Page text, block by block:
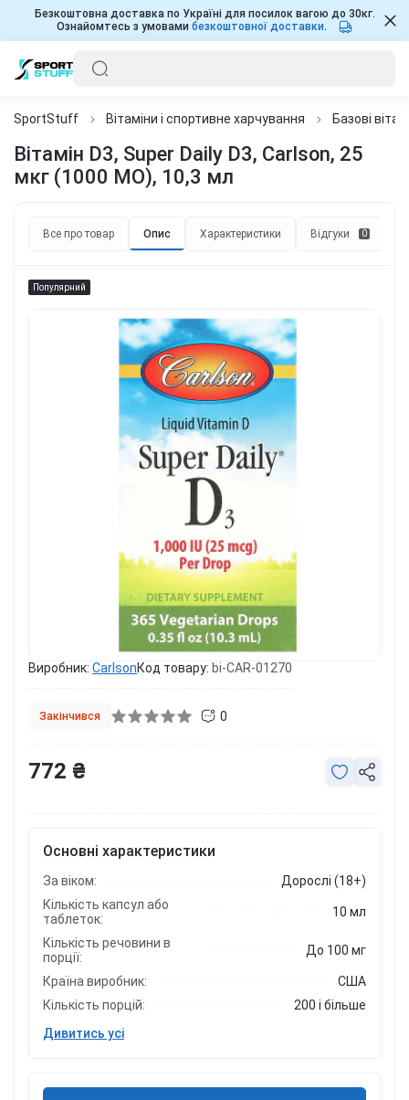
Безкоштовна доставка по Україні для посилок вагою до 30кг.
Ознайомтесь з умовами безкоштовної доставки.
SportStuff Вітаміни і спортивне харчування Базові
Вітамін D3, Super Daily D3, Carlson, 25
мкг (1000 МО), 10,3 мл
Все про товар Опис Характеристики Відгуки 0
Популярний
Виробник: CarlsonКод товару: bi-CAR-01270
Закінчився 0
Основні характеристики
За віком:
Дорослі (18+)
Кількість капсул або
таблеток:
10 мл
Кількість речовини в
порції:
До 100 мг
Країна виробник:
США
Кількість порцій:
200 і більше
Дивитись усі
772 ₴